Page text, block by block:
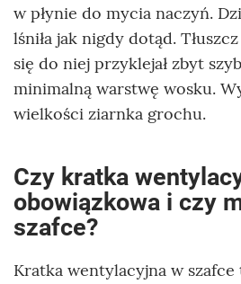
w płynie do mycia naczyń.
lśniła jak nigdy dotąd.
się do niej przyklejał zbyt
minimalną warstwę wosku.
wielkości ziarnka grochu.
Czy kratka
obowiązkowa i czy
szafce?
Kratka wentylacyjna w